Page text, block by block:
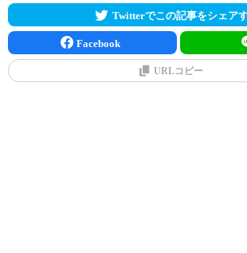
Twitterでこの記事をシェア
Facebook
URLコピー